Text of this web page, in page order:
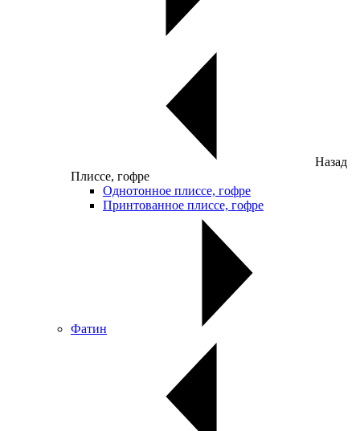
Назад
Плиссе, гофре
Однотонное плиссе, гофре
Принтованное плиссе, гофре
Фатин